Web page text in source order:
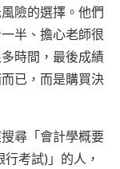
險的選擇。他們
半、擔心老師很
時間，最後成績
已，而是購買決
尋「會計學概要
考試)」的人，